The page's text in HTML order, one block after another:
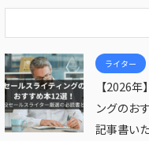
ライター
【2026
ングのお
記事書い